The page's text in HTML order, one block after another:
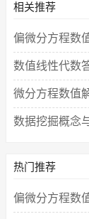
相关推荐
偏微分方程数
数值线性代数
微分方程数值
数据挖掘概念
热门推荐
偏微分方程数